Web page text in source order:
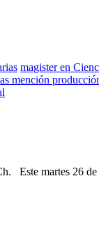
magister en
mención
Este martes 26